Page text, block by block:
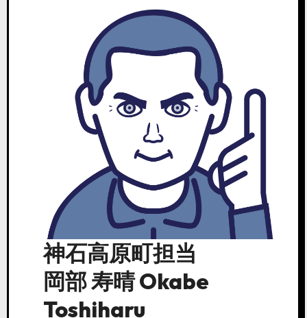
神石高原町担当
岡部 寿晴 Okabe
Toshiharu